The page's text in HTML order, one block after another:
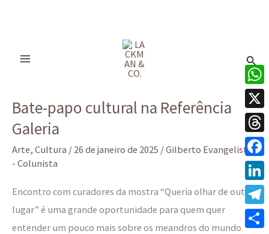
Bate-papo cultural na Referência
Galeria
Arte, Cultura / 26 de janeiro de 2025 /Gilberto Evangelista
- Colunista
Encontro com curadores da mostra “Queria olhar de outro
lugar” é uma grande oportunidade para quem quer
entender um pouco mais sobre os meandros do mundo
papo
cultural
na
Referência
X